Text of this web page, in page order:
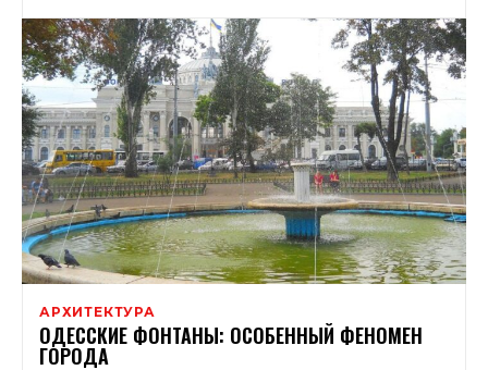
АРХИТЕКТУРА
ОДЕССКИЕ ФОНТАНЫ: ОСОБЕННЫЙ ФЕНОМЕН
ГОРОДА